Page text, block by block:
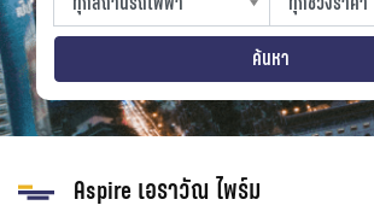
strain-station
sprice
ค้นหา
Aspire เอราวัณ ไพร์ม